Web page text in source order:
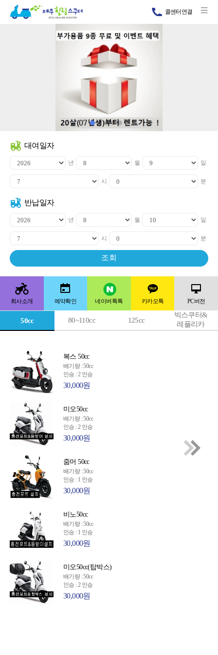
콜센터연결
대여일자
년 월 일
시 분
반납일자
년 월 일
시 분
회사소개 예약확인 네이버톡톡 카카오톡 PC버전
50cc 80~110cc 125cc
빅스쿠터&
레플리카
복스 50cc
배기량 : 50cc
인승 : 2 인승
30,000원
미오50cc
배기량 : 50cc
인승 : 2 인승
30,000원
줌머 50cc
배기량 : 50cc
인승 : 1 인승
30,000원
비노50cc
배기량 : 50cc
인승 : 1 인승
30,000원
미오50cc(탑박스)
배기량 : 50cc
인승 : 2 인승
30,000원